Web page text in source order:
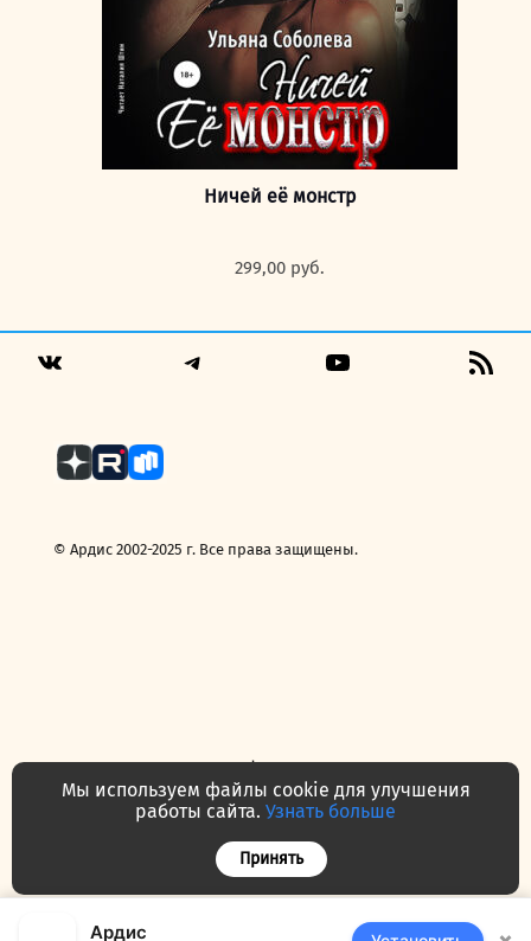
Ничей её монстр
299,00 руб.
© Ардис 2002-2025 г. Все права защищены.
Политика конфиденциальности
Договор — публичная оферта
Часто задаваемые вопросы
Контакты
Ардис
Мы используем файлы cookie для улучшения
работы сайта. Узнать больше
Принять